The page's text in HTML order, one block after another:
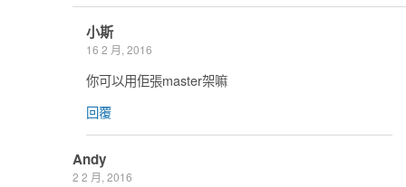
小斯
16 2 月, 2016
你可以用佢張master架嘛
回覆
Andy
2 2 月, 2016